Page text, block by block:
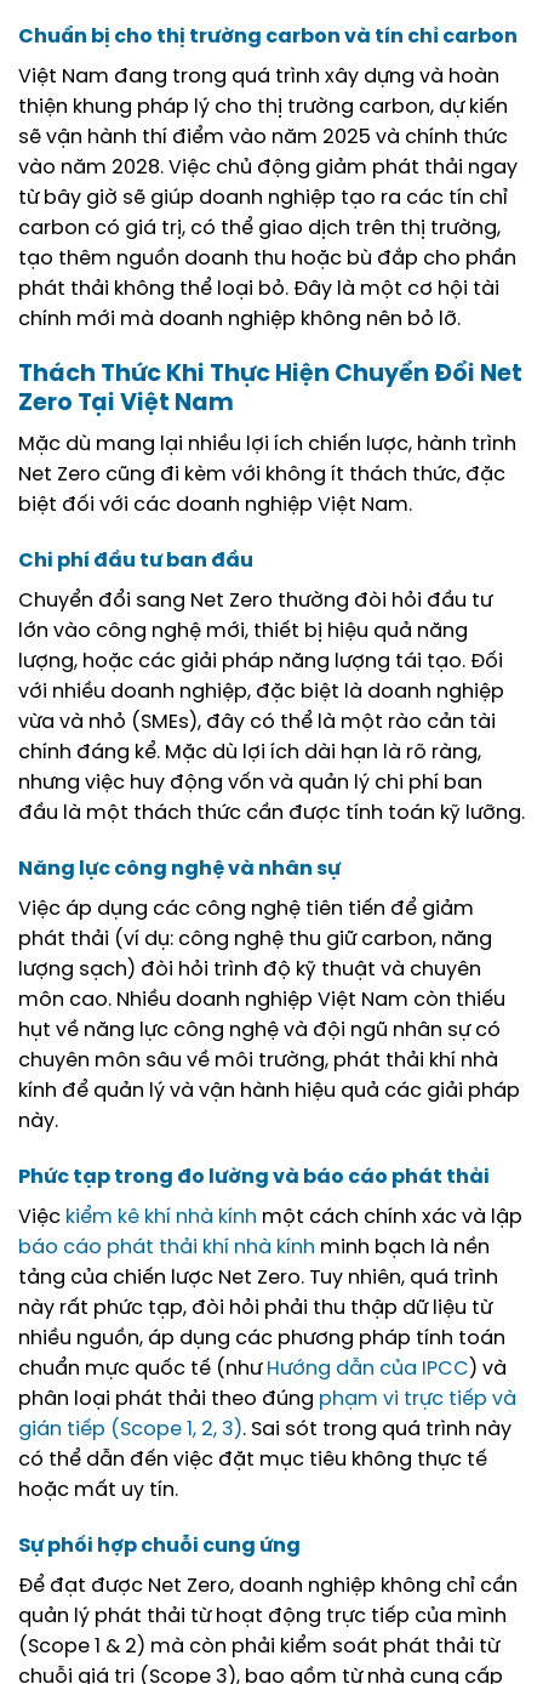
Chuẩn bị cho thị trường carbon và tín chỉ carbon
Việt Nam đang trong quá trình xây dựng và hoàn
thiện khung pháp lý cho thị trường carbon, dự kiến
sẽ vận hành thí điểm vào năm 2025 và chính thức
vào năm 2028. Việc chủ động giảm phát thải ngay
từ bây giờ sẽ giúp doanh nghiệp tạo ra các tín chỉ
carbon có giá trị, có thể giao dịch trên thị trường,
tạo thêm nguồn doanh thu hoặc bù đắp cho phần
phát thải không thể loại bỏ. Đây là một cơ hội tài
chính mới mà doanh nghiệp không nên bỏ lỡ.
Thách Thức Khi Thực Hiện Chuyển Đổi Net
Zero Tại Việt Nam
Mặc dù mang lại nhiều lợi ích chiến lược, hành trình
Net Zero cũng đi kèm với không ít thách thức, đặc
biệt đối với các doanh nghiệp Việt Nam.
Chi phí đầu tư ban đầu
Chuyển đổi sang Net Zero thường đòi hỏi đầu tư
lớn vào công nghệ mới, thiết bị hiệu quả năng
lượng, hoặc các giải pháp năng lượng tái tạo. Đối
với nhiều doanh nghiệp, đặc biệt là doanh nghiệp
vừa và nhỏ (SMEs), đây có thể là một rào cản tài
chính đáng kể. Mặc dù lợi ích dài hạn là rõ ràng,
nhưng việc huy động vốn và quản lý chi phí ban
đầu là một thách thức cần được tính toán kỹ lưỡng.
Năng lực công nghệ và nhân sự
Việc áp dụng các công nghệ tiên tiến để giảm
phát thải (ví dụ: công nghệ thu giữ carbon, năng
lượng sạch) đòi hỏi trình độ kỹ thuật và chuyên
môn cao. Nhiều doanh nghiệp Việt Nam còn thiếu
hụt về năng lực công nghệ và đội ngũ nhân sự có
chuyên môn sâu về môi trường, phát thải khí nhà
kính để quản lý và vận hành hiệu quả các giải pháp
này.
Phức tạp trong đo lường và báo cáo phát thải
Việc kiểm kê khí nhà kính một cách chính xác và lập
báo cáo phát thải khí nhà kính minh bạch là nền
tảng của chiến lược Net Zero. Tuy nhiên, quá trình
này rất phức tạp, đòi hỏi phải thu thập dữ liệu từ
nhiều nguồn, áp dụng các phương pháp tính toán
chuẩn mực quốc tế (như Hướng dẫn của IPCC) và
phân loại phát thải theo đúng phạm vi trực tiếp và
gián tiếp (Scope 1, 2, 3). Sai sót trong quá trình này
có thể dẫn đến việc đặt mục tiêu không thực tế
hoặc mất uy tín.
Sự phối hợp chuỗi cung ứng
Để đạt được Net Zero, doanh nghiệp không chỉ cần
quản lý phát thải từ hoạt động trực tiếp của mình
(Scope 1 & 2) mà còn phải kiểm soát phát thải từ
chuỗi giá trị (Scope 3), bao gồm từ nhà cung cấp